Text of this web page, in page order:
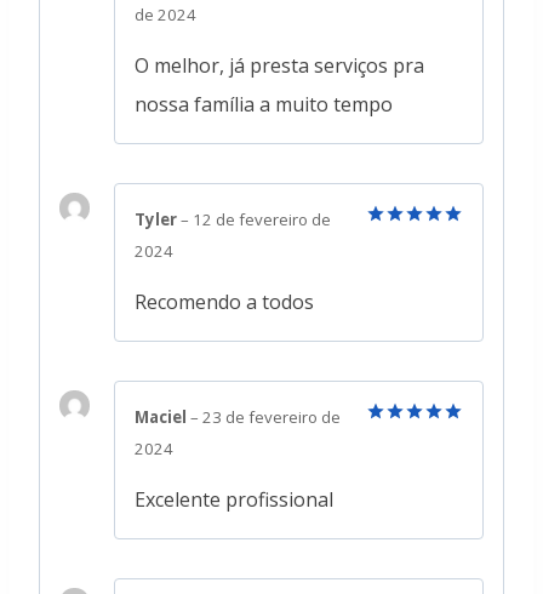
de 2024
O melhor, já presta serviços pra
nossa família a muito tempo
Tyler– 12 de fevereiro de
2024
Recomendo a todos
Maciel – 23 de fevereiro de
2024
Excelente profissional